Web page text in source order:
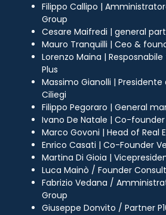
Filippo Callipo |
Group
Cesare Maifredi | general
Mauro Tranquilli | Ceo &
Lorenzo Maina |
Plus
Massimo Gianolli | Presidente
Ciliegi
Filippo Pegoraro | General
Ivano De Natale | Co-founder
Marco Govoni | Head of Real
Enrico Casati | Co-Founder
Martina Di Gioia |
Luca Mainò / Founder
Fabrizio Vedana /
Group
Giuseppe Donvito / Partner